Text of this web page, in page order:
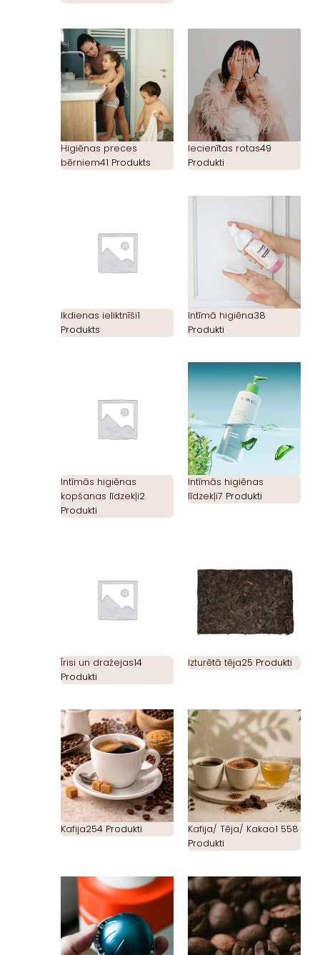
Higiēnas preces
bērniem41 Produkts
Iecienītas rotas49
Produkti
Ikdienas ieliktnīši1
Produkts
Intīmā higiēna38
Produkti
Intīmās higiēnas
kopšanas līdzekļi2
Produkti
Intīmās higiēnas
līdzekļi7 Produkti
Īrisi un dražejas14
Produkti
Izturētā tēja25 Produkti
Kafija254 Produkti Kafija/ Tēja/ Kakao1 558
Produkti